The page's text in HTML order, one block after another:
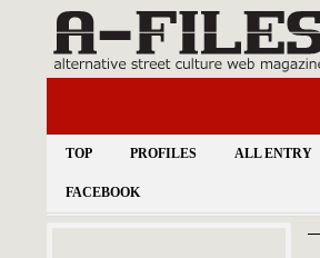
TOP PROFILES ALL ENTRY
FACEBOOK